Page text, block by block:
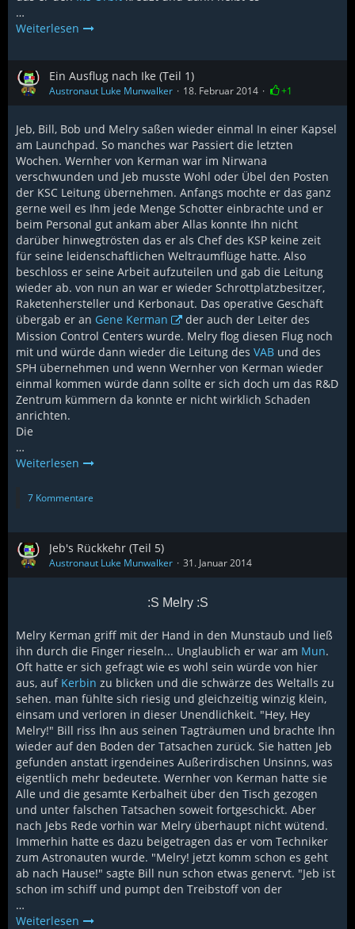
…
Weiterlesen
Ein Ausflug nach Ike (Teil 1)
Austronaut Luke Munwalker 18. Februar 2014 +1
Jeb, Bill, Bob und Melry saßen wieder einmal In einer Kapsel
am Launchpad. So manches war Passiert die letzten
Wochen. Wernher von Kerman war im Nirwana
verschwunden und Jeb musste Wohl oder Übel den Posten
der KSC Leitung übernehmen. Anfangs mochte er das ganz
gerne weil es Ihm jede Menge Schotter einbrachte und er
beim Personal gut ankam aber Allas konnte Ihn nicht
darüber hinwegtrösten das er als Chef des KSP keine zeit
für seine leidenschaftlichen Weltraumflüge hatte. Also
beschloss er seine Arbeit aufzuteilen und gab die Leitung
wieder ab. von nun an war er wieder Schrottplatzbesitzer,
Raketenhersteller und Kerbonaut. Das operative Geschäft
übergab er an Gene Kerman
der auch der Leiter des
Mission Control Centers wurde. Melry flog diesen Flug noch
mit und würde dann wieder die Leitung des VAB und des
SPH übernehmen und wenn Wernher von Kerman wieder
einmal kommen würde dann sollte er sich doch um das R&D
Zentrum kümmern da konnte er nicht wirklich Schaden
anrichten.
Die
…
Weiterlesen
7 Kommentare
Jeb's Rückkehr (Teil 5)
Austronaut Luke Munwalker 31. Januar 2014
:S Melry :S
Melry Kerman griff mit der Hand in den Munstaub und ließ
ihn durch die Finger rieseln... Unglaublich er war am Mun.
Oft hatte er sich gefragt wie es wohl sein würde von hier
aus, auf Kerbin zu blicken und die schwärze des Weltalls zu
sehen. man fühlte sich riesig und gleichzeitig winzig klein,
einsam und verloren in dieser Unendlichkeit. "Hey, Hey
Melry!" Bill riss Ihn aus seinen Tagträumen und brachte Ihn
wieder auf den Boden der Tatsachen zurück. Sie hatten Jeb
gefunden anstatt irgendeines Außerirdischen Unsinns, was
eigentlich mehr bedeutete. Wernher von Kerman hatte sie
Alle und die gesamte Kerbalheit über den Tisch gezogen
und unter falschen Tatsachen soweit fortgeschickt. Aber
nach Jebs Rede vorhin war Melry überhaupt nicht wütend.
Immerhin hatte es dazu beigetragen das er vom Techniker
zum Astronauten wurde. "Melry! jetzt komm schon es geht
ab nach Hause!" sagte Bill nun schon etwas genervt. "Jeb ist
schon im schiff und pumpt den Treibstoff von der
…
Weiterlesen